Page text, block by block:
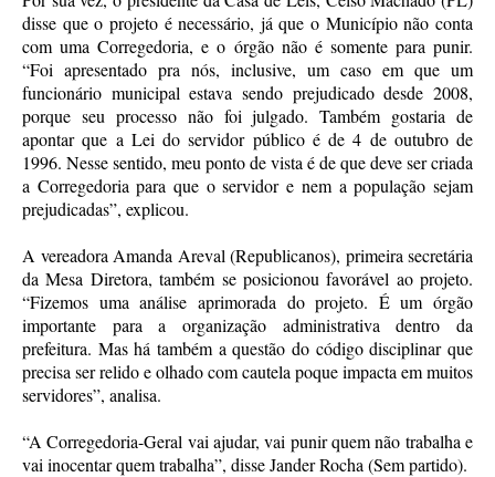
disse que o projeto é necessário, já que o Município não conta
com uma Corregedoria, e o órgão não é somente para punir.
“Foi apresentado pra nós, inclusive, um caso em que um
funcionário municipal estava sendo prejudicado desde 2008,
porque seu processo não foi julgado. Também gostaria de
apontar que a Lei do servidor público é de 4 de outubro de
1996. Nesse sentido, meu ponto de vista é de que deve ser criada
a Corregedoria para que o servidor e nem a população sejam
prejudicadas”, explicou.
A vereadora Amanda Areval (Republicanos), primeira secretária
da Mesa Diretora, também se posicionou favorável ao projeto.
“Fizemos uma análise aprimorada do projeto. É um órgão
importante para a organização administrativa dentro da
prefeitura. Mas há também a questão do código disciplinar que
precisa ser relido e olhado com cautela poque impacta em muitos
servidores”, analisa.
“A Corregedoria-Geral vai ajudar, vai punir quem não trabalha e
vai inocentar quem trabalha”, disse Jander Rocha (Sem partido).